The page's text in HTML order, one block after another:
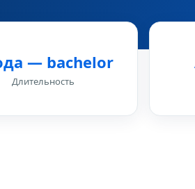
— bachelor
Длительность